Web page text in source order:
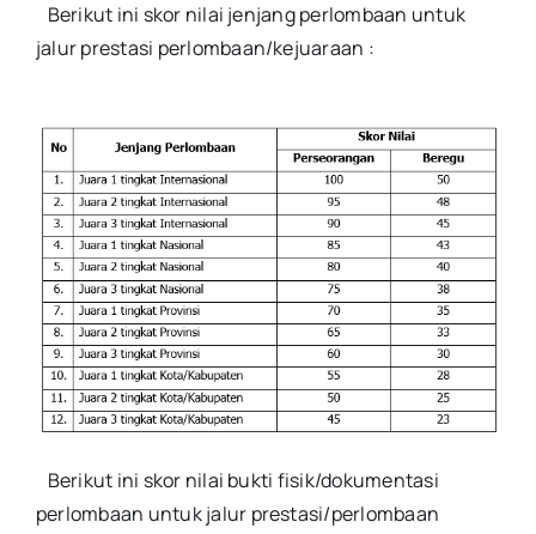
Berikut ini skor nilai jenjang perlombaan untuk
jalur prestasi perlombaan/kejuaraan :
Berikut ini skor nilai bukti fisik/dokumentasi
perlombaan untuk jalur prestasi/perlombaan